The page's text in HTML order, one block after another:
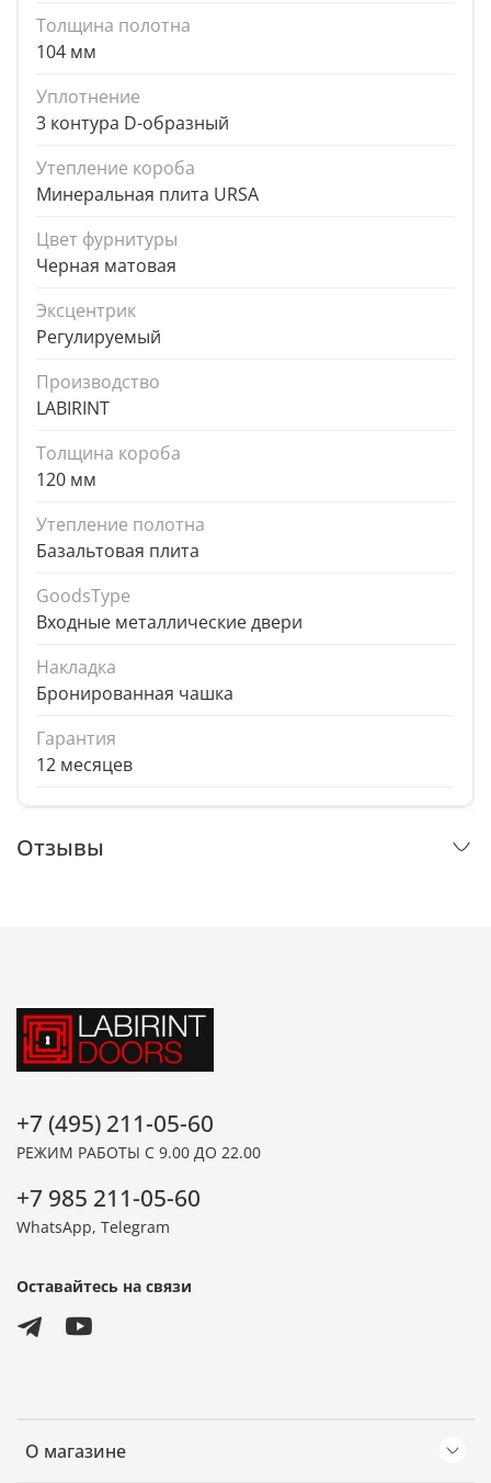
Толщина полотна
104 мм
Уплотнение
3 контура D-образный
Утепление короба
Минеральная плита URSA
Цвет фурнитуры
Черная матовая
Эксцентрик
Регулируемый
Производство
LABIRINT
Толщина короба
120 мм
Утепление полотна
Базальтовая плита
GoodsType
Входные металлические двери
Накладка
Бронированная чашка
Гарантия
12 месяцев
Отзывы
О магазине
+7 (495) 211-05-60
РЕЖИМ РАБОТЫ С 9.00 ДО 22.00
+7 985 211-05-60
WhatsApp, Telegram
Оставайтесь на связи